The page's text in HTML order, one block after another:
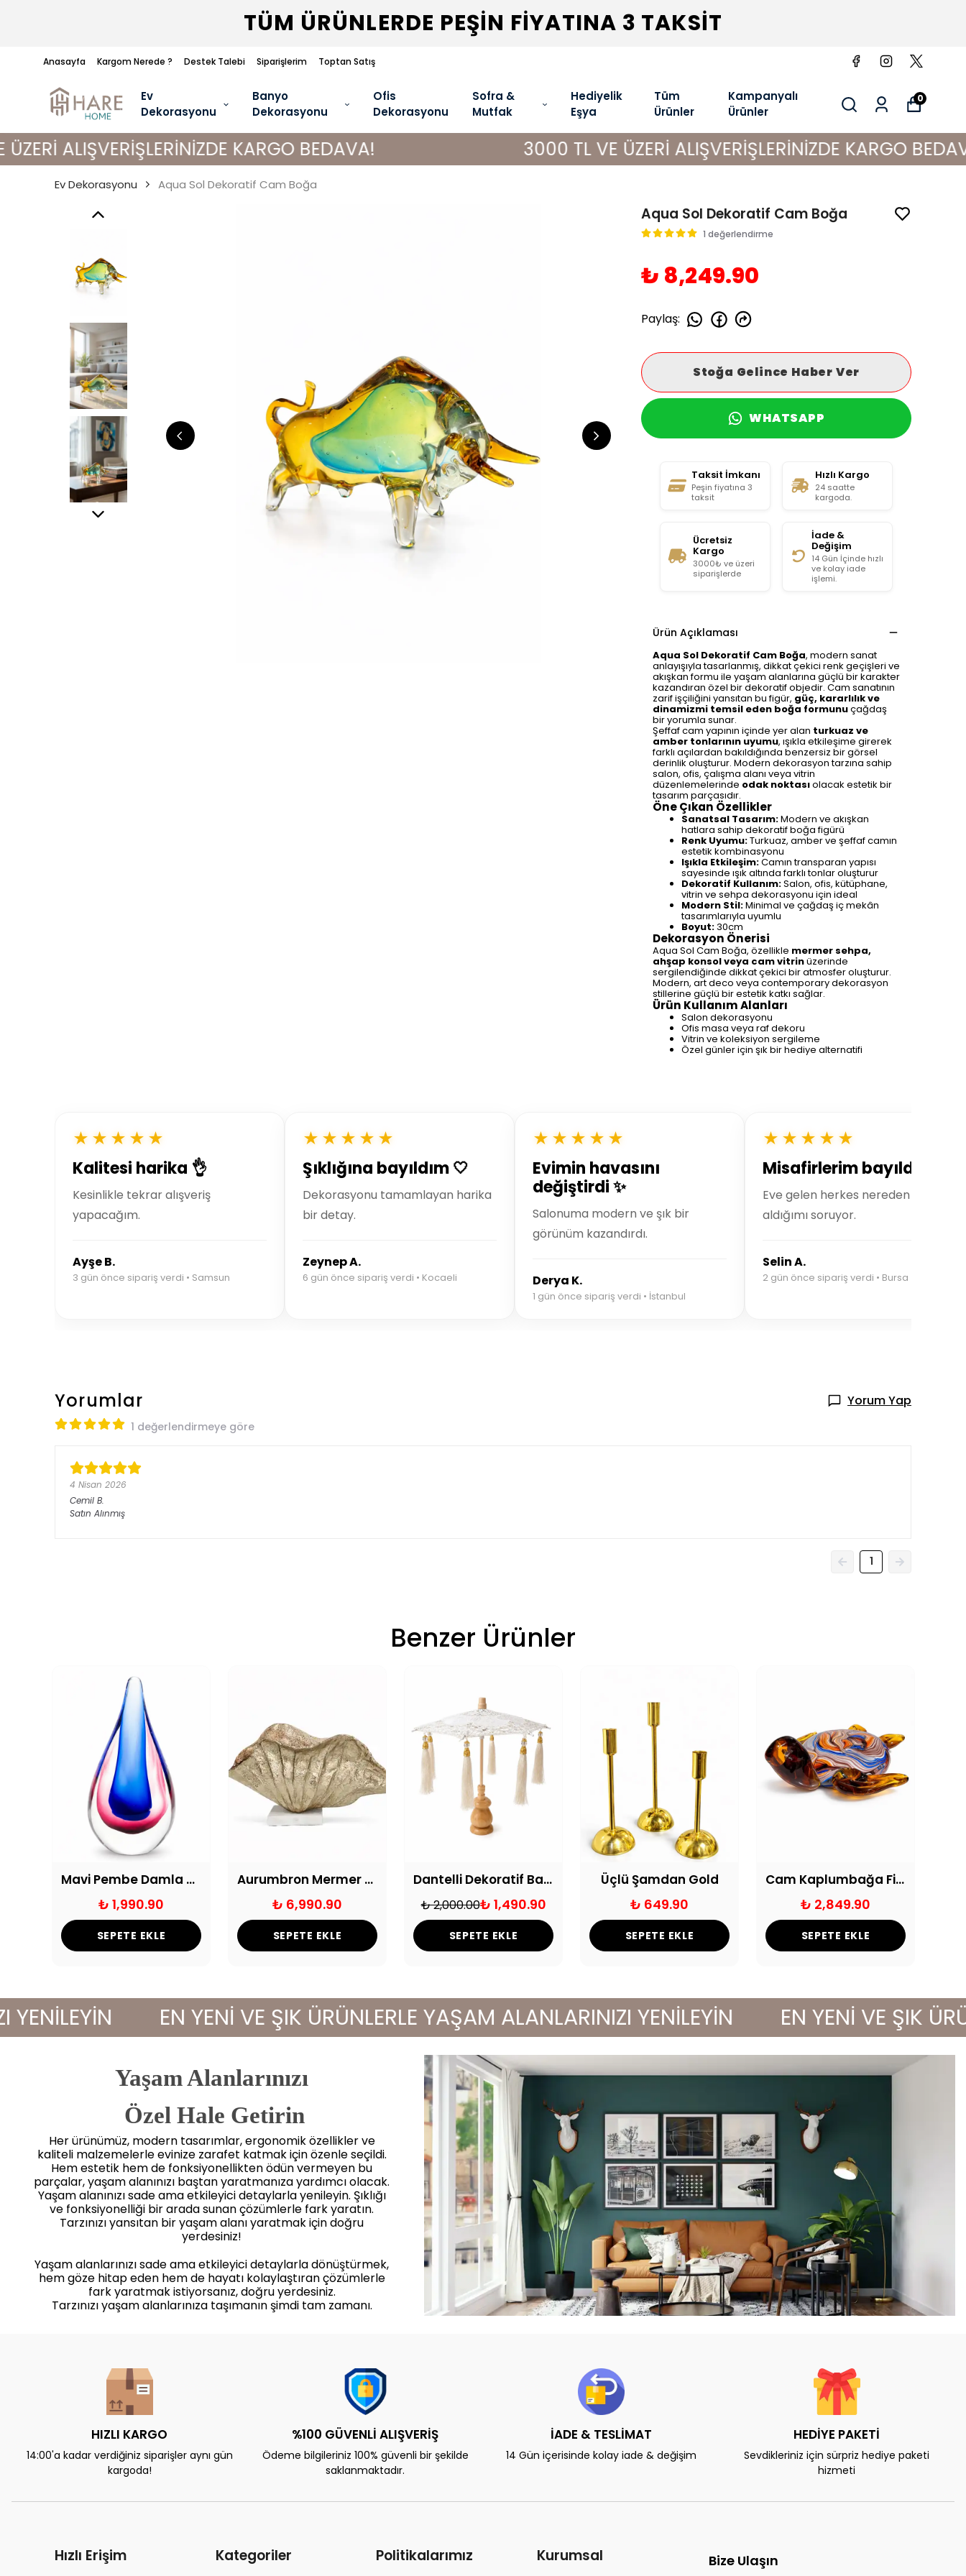
Anasayfa Kargom Nerede ? Destek Talebi Siparişlerim Toptan Satış
TÜM ÜRÜNLERDE PEŞİN FİYATINA 3 TAKSİT
Ev
Dekorasyonu
Banyo
Dekorasyonu
Ofis
Dekorasyonu
Sofra &
Mutfak
Hediyelik
Eşya
Tüm
Ürünler
Kampanyalı
Ürünler
0
KARGO BEDAVA! 3000 TL VE ÜZERİ ALIŞVERİŞLERİNİZDE KARGO BEDAVA!
Ev Dekorasyonu Aqua Sol Dekoratif Cam Boğa
Aqua Sol Dekoratif Cam Boğa
1 değerlendirme
₺ 8,249.90
Paylaş:
Stoğa Gelince Haber Ver
WHATSAPP
Taksit İmkanı
Peşin fiyatına 3
taksit
Hızlı Kargo
24 saatte
kargoda.
Ücretsiz
Kargo
3000₺ ve üzeri
siparişlerde
İade &
Değişim
14 Gün İçinde hızlı
ve kolay iade
işlemi.
Ürün Açıklaması
Aqua Sol Dekoratif Cam Boğa, modern sanat
anlayışıyla tasarlanmış, dikkat çekici renk geçişleri ve
akışkan formu ile yaşam alanlarına güçlü bir karakter
kazandıran özel bir dekoratif objedir. Cam sanatının
zarif işçiliğini yansıtan bu figür, güç, kararlılık ve
dinamizmi temsil eden boğa formunuçağdaş
bir yorumla sunar.
Şeffaf cam yapının içinde yer alan turkuaz ve
amber tonlarının uyumu, ışıkla etkileşime girerek
farklı açılardan bakıldığında benzersiz bir görsel
derinlik oluşturur. Modern dekorasyon tarzına sahip
salon, ofis, çalışma alanı veya vitrin
düzenlemelerinde odak noktasıolacak estetik bir
tasarım parçasıdır.
Öne Çıkan Özellikler
Sanatsal Tasarım:Modern ve akışkan
hatlara sahip dekoratif boğa figürü
Renk Uyumu:Turkuaz, amber ve şeffaf camın
estetik kombinasyonu
Işıkla Etkileşim:Camın transparan yapısı
sayesinde ışık altında farklı tonlar oluşturur
Dekoratif Kullanım:Salon, ofis, kütüphane,
vitrin ve sehpa dekorasyonu için ideal
Modern Stil:Minimal ve çağdaş iç mekân
tasarımlarıyla uyumlu
Boyut:30cm
Dekorasyon Önerisi
Aqua Sol Cam Boğa, özellikle mermer sehpa,
ahşap konsol veya cam vitrinüzerinde
sergilendiğinde dikkat çekici bir atmosfer oluşturur.
Modern, art deco veya contemporary dekorasyon
stillerine güçlü bir estetik katkı sağlar.
Ürün Kullanım Alanları
Salon dekorasyonu
Ofis masa veya raf dekoru
Vitrin ve koleksiyon sergileme
Özel günler için şık bir hediye alternatifi
★★★★★
Kalitesi harika 👌
Kesinlikle tekrar alışveriş
yapacağım.
Ayşe B.
3 gün önce sipariş verdi • Samsun
★★★★★
Şıklığına bayıldım 🤍
Dekorasyonu tamamlayan harika
bir detay.
Zeynep A.
6 gün önce sipariş verdi • Kocaeli
★★★★★
Evimin havasını
değiştirdi ✨
Salonuma modern ve şık bir
görünüm kazandırdı.
Derya K.
1 gün önce sipariş verdi • İstanbul
★★★★★
Misafirlerim bayıldı 🤍
Eve gelen herkes nereden
aldığımı soruyor.
Selin A.
2 gün önce sipariş verdi • Bursa
Yorumlar Yorum Yap
1 değerlendirmeye göre
4 Nisan 2026
Cemil B.
Satın Alınmış
1
Benzer Ürünler
Mavi Pembe Damla Cam Obje
₺ 1,990.90
SEPETE EKLE
Aurumbron Mermer Kaideli Pirinç İstiridye Obje
₺ 6,990.90
SEPETE EKLE
Dantelli Dekoratif Bali Şemsiyesi 32cm
₺ 2,000.00₺ 1,490.90
SEPETE EKLE
Üçlü Şamdan Gold
₺ 649.90
SEPETE EKLE
Cam Kaplumbağa Figürü
₺ 2,849.90
SEPETE EKLE
EN YENİ VE ŞIK ÜRÜNLERLE YAŞAM ALANLARINIZI YENİLEYİN EN YENİ VE ŞIK
Yaşam Alanlarınızı
Özel Hale Getirin
Her ürünümüz, modern tasarımlar, ergonomik özellikler ve
kaliteli malzemelerle evinize zarafet katmak için özenle seçildi.
Hem estetik hem de fonksiyonellikten ödün vermeyen bu
parçalar, yaşam alanınızı baştan yaratmanıza yardımcı olacak.
Yaşam alanınızı sade ama etkileyici detaylarla yenileyin. Şıklığı
ve fonksiyonelliği bir arada sunan çözümlerle fark yaratın.
Tarzınızı yansıtan bir yaşam alanı yaratmak için doğru
yerdesiniz!
Yaşam alanlarınızı sade ama etkileyici detaylarla dönüştürmek,
hem göze hitap eden hem de hayatı kolaylaştıran çözümlerle
fark yaratmak istiyorsanız, doğru yerdesiniz.
Tarzınızı yaşam alanlarınıza taşımanın şimdi tam zamanı.
HIZLI KARGO
14:00'a kadar verdiğiniz siparişler aynı gün
kargoda!
%100 GÜVENLİ ALIŞVERİŞ
Ödeme bilgileriniz 100% güvenli bir şekilde
saklanmaktadır.
İADE & TESLİMAT
14 Gün içerisinde kolay iade & değişim
HEDİYE PAKETİ
Sevdikleriniz için sürpriz hediye paketi
hizmeti
Hızlı Erişim Kategoriler Politikalarımız Kurumsal Bize Ulaşın